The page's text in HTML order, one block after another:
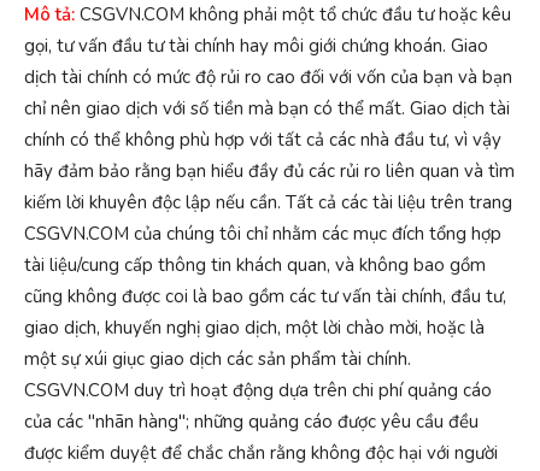
Mô tả: CSGVN.COM không phải một tổ chức đầu tư hoặc kêu
gọi, tư vấn đầu tư tài chính hay môi giới chứng khoán. Giao
dịch tài chính có mức độ rủi ro cao đối với vốn của bạn và bạn
chỉ nên giao dịch với số tiền mà bạn có thể mất. Giao dịch tài
chính có thể không phù hợp với tất cả các nhà đầu tư, vì vậy
hãy đảm bảo rằng bạn hiểu đầy đủ các rủi ro liên quan và tìm
kiếm lời khuyên độc lập nếu cần. Tất cả các tài liệu trên trang
CSGVN.COM của chúng tôi chỉ nhằm các mục đích tổng hợp
tài liệu/cung cấp thông tin khách quan, và không bao gồm
cũng không được coi là bao gồm các tư vấn tài chính, đầu tư,
giao dịch, khuyến nghị giao dịch, một lời chào mời, hoặc là
một sự xúi giục giao dịch các sản phẩm tài chính.
CSGVN.COM duy trì hoạt động dựa trên chi phí quảng cáo
của các "nhãn hàng"; những quảng cáo được yêu cầu đều
được kiểm duyệt để chắc chắn rằng không độc hại với người